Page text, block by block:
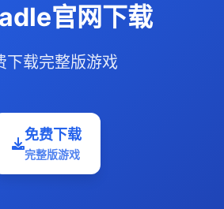
官网下载
下载完整版游戏
免费下载
完整版游戏